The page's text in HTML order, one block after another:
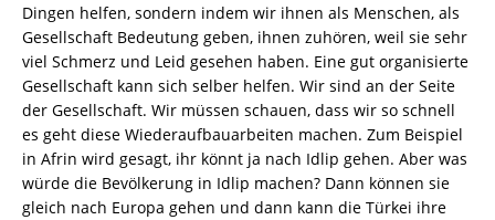
Dingen helfen, sondern indem wir ihnen als Menschen, als
Gesellschaft Bedeutung geben, ihnen zuhören, weil sie sehr
viel Schmerz und Leid gesehen haben. Eine gut organisierte
Gesellschaft kann sich selber helfen. Wir sind an der Seite
der Gesellschaft. Wir müssen schauen, dass wir so schnell
es geht diese Wiederaufbauarbeiten machen. Zum Beispiel
in Afrin wird gesagt, ihr könnt ja nach Idlip gehen. Aber was
würde die Bevölkerung in Idlip machen? Dann können sie
gleich nach Europa gehen und dann kann die Türkei ihre